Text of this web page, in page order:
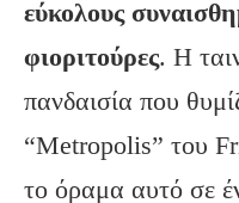
εύκολους
φιοριτούρες. Η
πανδαισία που
“Metropolis” του
το όραμα αυτό σε